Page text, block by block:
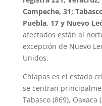
Campeche, 31;
Puebla, 17 y Nuevo
afectados están al
excepción de Nuevo
Unidos.
Chiapas es el estado
se centran
Tabasco (869), Oaxaca